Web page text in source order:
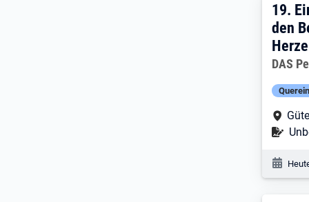
19.
19.
den
DAS